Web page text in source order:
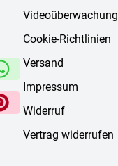
Videoüberwachung
Cookie-Richtlinien
Versand
Impressum
Widerruf
Vertrag widerrufen